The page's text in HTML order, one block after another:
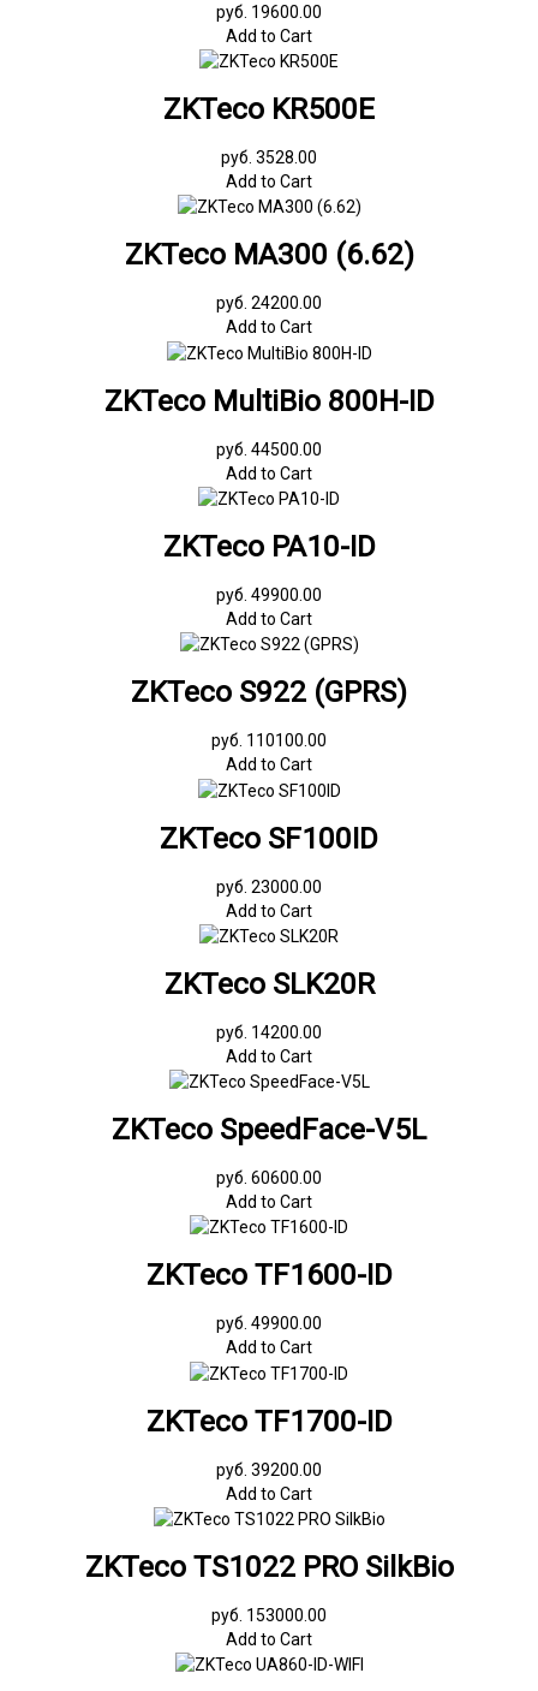
руб. 19600.00
Add to Cart
ZKTeco KR500E
руб. 3528.00
Add to Cart
ZKTeco MA300 (6.62)
руб. 24200.00
Add to Cart
ZKTeco MultiBio 800H-ID
руб. 44500.00
Add to Cart
ZKTeco PA10-ID
руб. 49900.00
Add to Cart
ZKTeco S922 (GPRS)
руб. 110100.00
Add to Cart
ZKTeco SF100ID
руб. 23000.00
Add to Cart
ZKTeco SLK20R
руб. 14200.00
Add to Cart
ZKTeco SpeedFace-V5L
руб. 60600.00
Add to Cart
ZKTeco TF1600-ID
руб. 49900.00
Add to Cart
ZKTeco TF1700-ID
руб. 39200.00
Add to Cart
ZKTeco TS1022 PRO SilkBio
руб. 153000.00
Add to Cart